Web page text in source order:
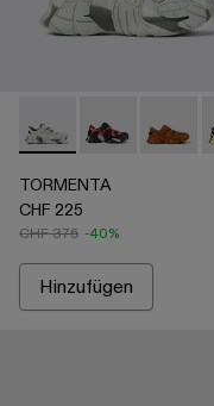
TORMENTA -TORMENTA -
TORMENTA
CHF 225
CHF 375 -40%
Hinzufügen